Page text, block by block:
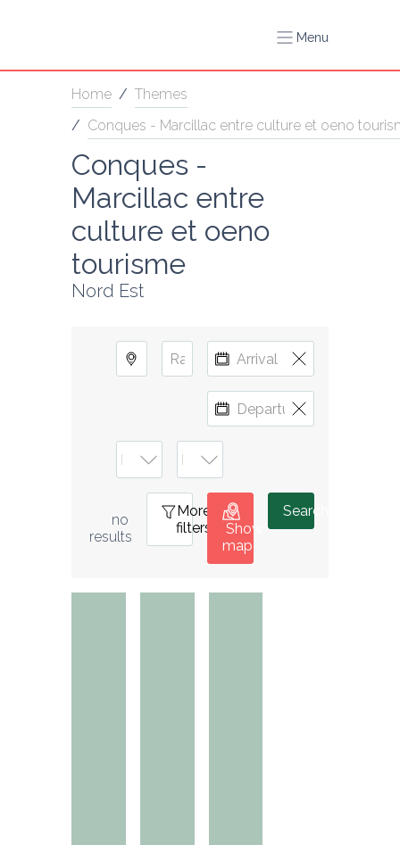
Menu
Home / Themes
/ Conques - Marcillac entre culture et oeno
Conques -
Marcillac entre
culture et oeno
tourisme
Nord Est
no
results
More
filters
Show
map
Search